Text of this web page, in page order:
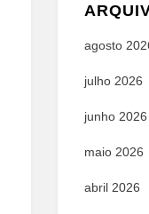
agosto
julho 2026
junho 2026
maio 2026
abril 2026